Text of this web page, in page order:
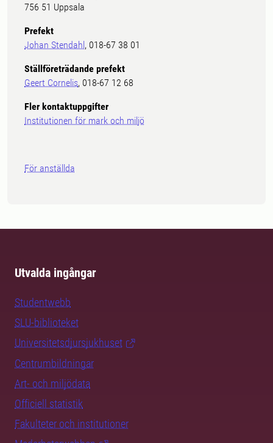
756 51 Uppsala
Prefekt
Johan Stendahl , 018-67 38 01
Ställföreträdande prefekt
Geert Cornelis, 018-67 12 68
Fler kontaktuppgifter
Institutionen för mark och miljö
För anställda
Utvalda ingångar
Studentwebb
SLU-biblioteket
Universitetsdjursjukhuset
Centrumbildningar
Art- och miljödata
Officiell statistik
Fakulteter och institutioner